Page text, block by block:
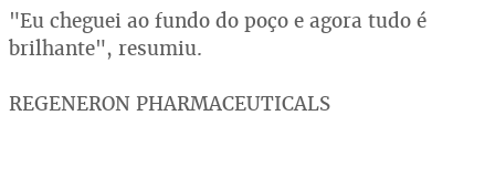
"Eu cheguei ao fundo do poço e agora tudo é
brilhante", resumiu.
REGENERON PHARMACEUTICALS